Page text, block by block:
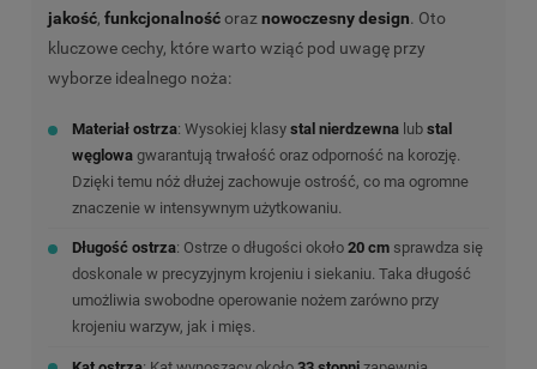
jakość, funkcjonalnośćoraz nowoczesny design. Oto
kluczowe cechy, które warto wziąć pod uwagę przy
wyborze idealnego noża:
Materiał ostrza: Wysokiej klasy stal nierdzewnalub stal
węglowagwarantują trwałość oraz odporność na korozję.
Dzięki temu nóż dłużej zachowuje ostrość, co ma ogromne
znaczenie w intensywnym użytkowaniu.
Długość ostrza: Ostrze o długości około 20 cmsprawdza się
doskonale w precyzyjnym krojeniu i siekaniu. Taka długość
umożliwia swobodne operowanie nożem zarówno przy
krojeniu warzyw, jak i mięs.